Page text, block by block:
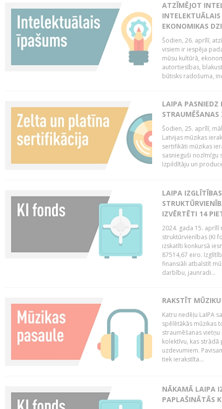
ATZĪMĒJOT
EKONOMIKAS
Šodien, 26. aprīlī,
visiem ir iespēja
mūsu kultūrā,
autortiesības,
būtisks radošuma,
LAIPA PASNIEDZ
Šodien, 25. aprīlī,
Latvijas mūzikas
sertifikāti mūzikas
sasnieguši nozīmīgu
Izpildītāju un
LAIPA
IZVĒRTĒTI 14
2024. gada 15. aprīlī
struktūrvienības (KI
izskatīti konkursā
87514,67 eiro.
finansiāli atbalstīt
darbību, jaunradi...
RAKSTĪT
Katru nedēļu LaIPA
spēlētākās mūzikas
straumēšanas
kolektīvu, kas
uzdevumiem.
tiek ierakstīta...
NĀKAMĀ LAIPA
PAPLAŠINĀTĀS